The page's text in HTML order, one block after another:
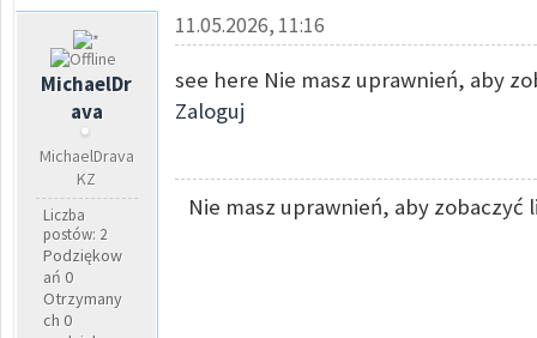
MichaelDr
ava
MichaelDrava
KZ
Liczba
postów: 2
Podziękow
ań 0
Otrzymany
ch 0
11.05.2026, 11:16
see here Nie masz uprawnień, aby
Zaloguj
Nie masz uprawnień, aby zobaczyć